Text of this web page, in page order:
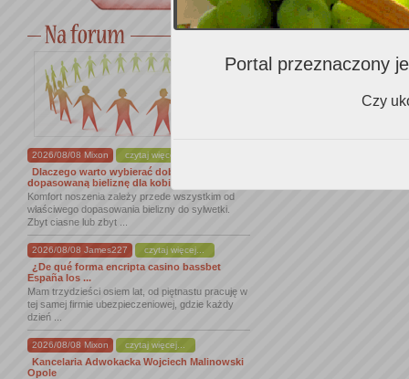
2026/08/08 Mixon czytaj więcej...
Dlaczego warto wybierać dobrze
dopasowaną bieliznę dla kobiet
Komfort noszenia zależy przede wszystkim od
właściwego dopasowania bielizny do sylwetki.
Zbyt ciasne lub zbyt ...
2026/08/08 James227 czytaj więcej...
¿De qué forma encripta casino bassbet
España los ...
Mam trzydzieści osiem lat, od piętnastu pracuję w
tej samej firmie ubezpieczeniowej, gdzie każdy
dzień ...
2026/08/08 Mixon czytaj więcej...
Kancelaria Adwokacka Wojciech Malinowski
Opole
Portal przeznaczony
Czy